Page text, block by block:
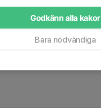
Godkänn alla kakor
Bara nödvändiga